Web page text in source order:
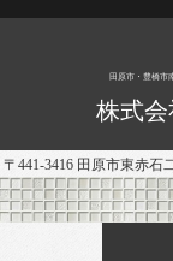
田原市・豊橋市
株式
〒441-3416 田原市東赤石